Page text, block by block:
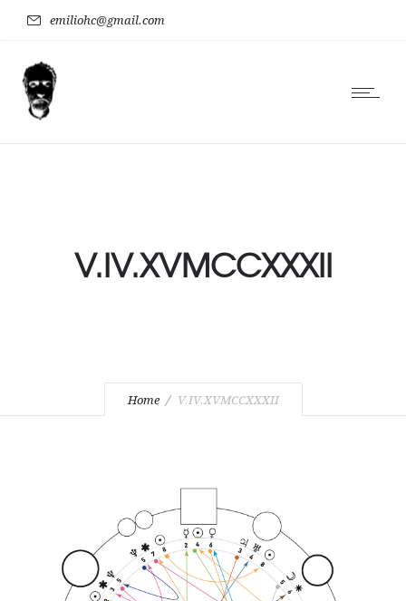
emiliohc@gmail.com
V.IV.XVMCCXXXII
Home V.IV.XVMCCXXXII